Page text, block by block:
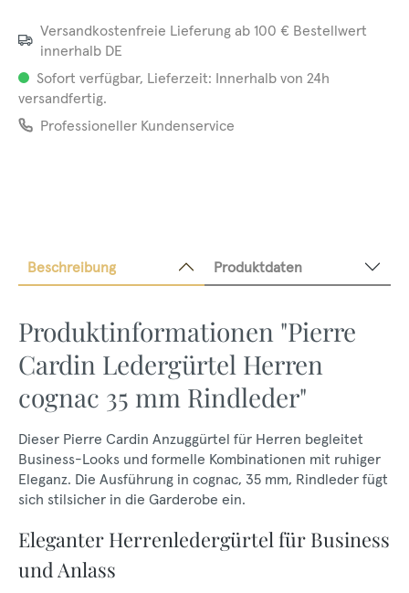
Versandkostenfreie Lieferung ab 100 € Bestellwert
innerhalb DE
Sofort verfügbar, Lieferzeit: Innerhalb von 24h
versandfertig.
Professioneller Kundenservice
Beschreibung Produktdaten
Produktinformationen "Pierre
Cardin Ledergürtel Herren
cognac 35 mm Rindleder"
Dieser Pierre Cardin Anzuggürtel für Herren begleitet
Business-Looks und formelle Kombinationen mit ruhiger
Eleganz. Die Ausführung in cognac, 35 mm, Rindleder fügt
sich stilsicher in die Garderobe ein.
Eleganter Herrenledergürtel für Business
und Anlass